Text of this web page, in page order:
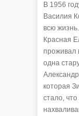
В 1956
Василия
всю
Красная
проживал
одна
которая
стало,